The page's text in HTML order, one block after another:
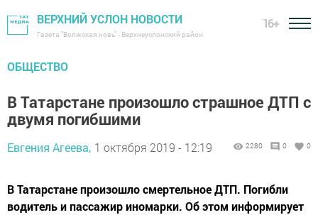
ВЕРХНИЙ УСЛОН НОВОСТИ
Газета "Волжская новь" - Верхнеуслонский район
16+
ОБЩЕСТВО
В Татарстане произошло страшное ДТП с
двумя погибшими
Евгения Агеева, 1 октября 2019 - 12:19 2280 0 0
В Татарстане произошло смертельное ДТП. Погибли
водитель и пассажир иномарки. Об этом информирует